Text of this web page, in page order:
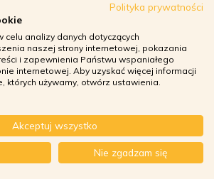
© ZOOZONE.PL 2018
DESIGN BY TONIK
Polityka prywatności
celu analizy danych dotyczących
naszej strony internetowej, pokazania
i zapewnienia Państwu wspaniałego
internetowej. Aby uzyskać więcej informacji
których używamy, otwórz ustawienia.
Akceptuj wszystko
Nie zgadzam się